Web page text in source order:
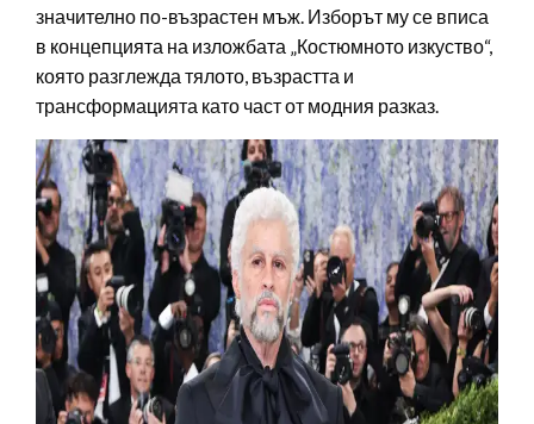
значително по-възрастен мъж. Изборът му се вписа
в концепцията на изложбата „Костюмното изкуство“,
която разглежда тялото, възрастта и
трансформацията като част от модния разказ.